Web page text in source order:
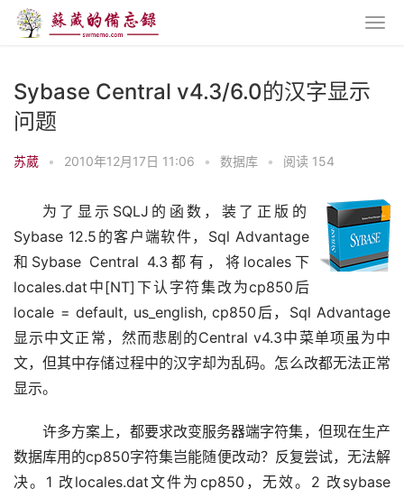
Sybase Central v4.3/6.0的汉字显示
问题
苏葳 • 2010年12月17日 11:06 • 数据库 • 阅读 154
为了显示SQLJ的函数，装了正版的
Sybase 12.5的客户端软件，Sql Advantage
和Sybase Central 4.3都有，将locales下
locales.dat中[NT]下认字符集改为cp850后
locale = default, us_english, cp850后，Sql Advantage
显示中文正常，然而悲剧的Central v4.3中菜单项虽为中
文，但其中存储过程中的汉字却为乱码。怎么改都无法正常
显示。
许多方案上，都要求改变服务器端字符集，但现在生产
数据库用的cp850字符集岂能随便改动？反复尝试，无法解
决。1 改locales.dat文件为cp850，无效。2 改sybase